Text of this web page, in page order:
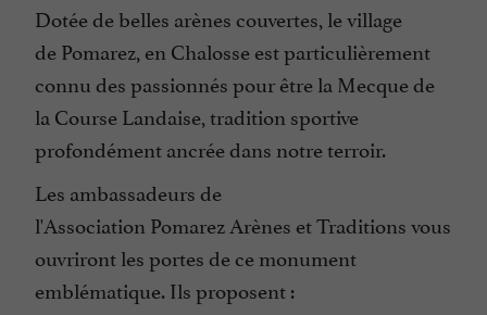
Dotée de belles arènes couvertes, le village
de Pomarez, en Chalosse est particulièrement
connu des passionnés pour être la Mecque de
la Course Landaise, tradition sportive
profondément ancrée dans notre terroir.
Les ambassadeurs de
l'Association Pomarez Arènes et Traditions vous
ouvriront les portes de ce monument
emblématique. Ils proposent :